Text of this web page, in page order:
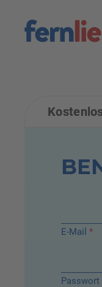
E-Mail *
Passwort